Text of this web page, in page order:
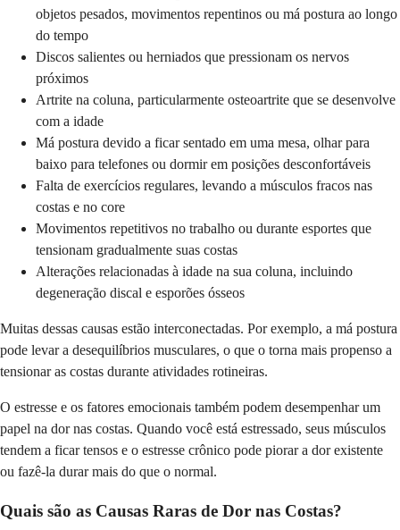
objetos pesados, movimentos repentinos ou má postura ao longo
do tempo
Discos salientes ou herniados que pressionam os nervos
próximos
Artrite na coluna, particularmente osteoartrite que se desenvolve
com a idade
Má postura devido a ficar sentado em uma mesa, olhar para
baixo para telefones ou dormir em posições desconfortáveis
Falta de exercícios regulares, levando a músculos fracos nas
costas e no core
Movimentos repetitivos no trabalho ou durante esportes que
tensionam gradualmente suas costas
Alterações relacionadas à idade na sua coluna, incluindo
degeneração discal e esporões ósseos
Muitas dessas causas estão interconectadas. Por exemplo, a má postura
pode levar a desequilíbrios musculares, o que o torna mais propenso a
tensionar as costas durante atividades rotineiras.
O estresse e os fatores emocionais também podem desempenhar um
papel na dor nas costas. Quando você está estressado, seus músculos
tendem a ficar tensos e o estresse crônico pode piorar a dor existente
ou fazê-la durar mais do que o normal.
Quais são as Causas Raras de Dor nas Costas?